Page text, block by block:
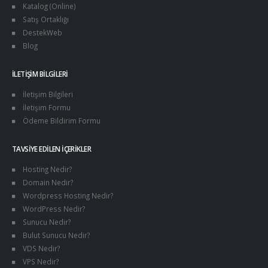
Katalog (Online)
Satış Ortaklığı
DestekWeb
Blog
İLETIŞIM BILGILERI
İletişim Bilgileri
İletişim Formu
Ödeme Bildirim Formu
TAVSIYE EDILEN İÇERIKLER
Hosting Nedir?
Domain Nedir?
Wordpress Hosting Nedir?
WordPress Nedir?
Sunucu Nedir?
Bulut Sunucu Nedir?
VDS Nedir?
VPS Nedir?